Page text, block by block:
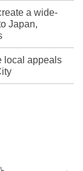
a wide-
Japan,
local appeals